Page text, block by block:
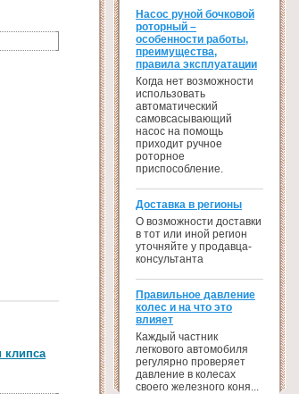
клипса
Насос руной бочковой
роторный –
особенности работы,
преимущества,
правила эксплуатации
Когда нет возможности
использовать
автоматический
самовсасывающий
насос на помощь
приходит ручное
роторное
приспособление.
Доставка в регионы
О возможности доставки
в тот или иной регион
уточняйте у продавца-
консультанта
Правильное давление
колес и на что это
влияет
Каждый частник
легкового автомобиля
регулярно проверяет
давление в колесах
своего железного коня...